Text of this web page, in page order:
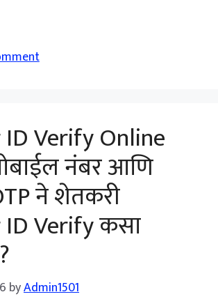
Verify Online
नंबर आणि
ने शेतकरी
Verify कसा
byAdmin1501